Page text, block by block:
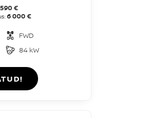
€
6 000 €
FWD
84 kW